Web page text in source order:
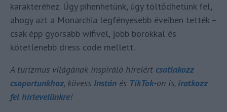
karakteréhez. Úgy pihenhetünk, úgy töltődhetünk fel,
ahogy azt a Monarchia legfényesebb éveiben tették –
csak épp gyorsabb wifivel, jobb borokkal és
kötetlenebb dress code mellett.
A turizmus világának inspiráló híreiért csatlakozz
csoportunkhoz, kövess Instán és TikTok-on is, iratkozz
fel hírlevelünkre!